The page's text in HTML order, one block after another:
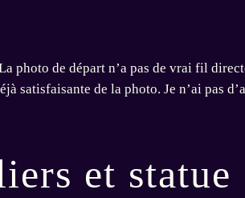
photo de départ n’a pas de vrai fil
satisfaisante de la photo. Je n’ai pas
et statue